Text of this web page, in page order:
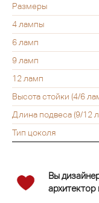
Размеры
4 лампы
6 ламп
9 ламп
12 ламп
Высота стойки (4/6
Длина подвеса (9/12
Тип цоколя
Вы
архитектор